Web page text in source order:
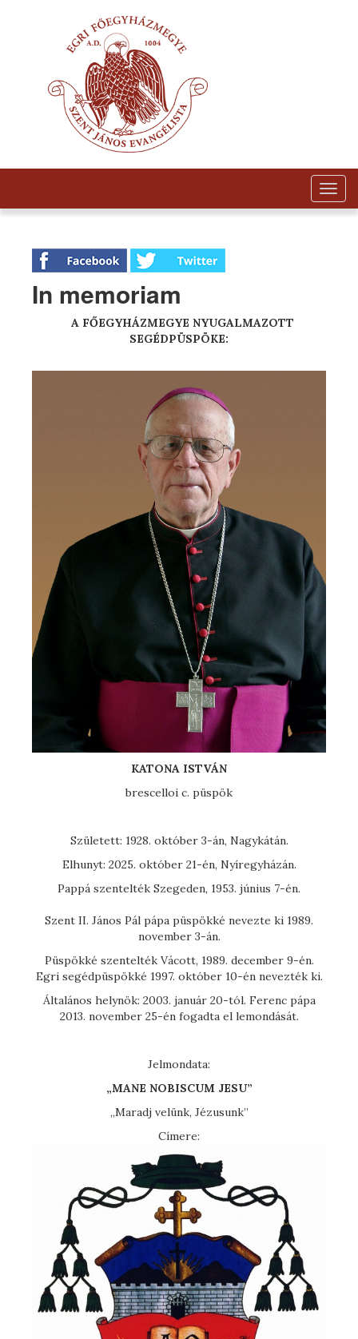
In memoriam
A FŐEGYHÁZMEGYE NYUGALMAZOTT
SEGÉDPÜSPÖKE:
KATONA ISTVÁN
brescelloi c. püspök
Született: 1928. október 3-án, Nagykátán.
Elhunyt: 2025. október 21-én, Nyíregyházán.
Pappá szentelték Szegeden, 1953. június 7-én.
Szent II. János Pál pápa püspökké nevezte ki 1989.
november 3-án.
Püspökké szentelték Vácott, 1989. december 9-én.
Egri segédpüspökké 1997. október 10-én nevezték ki.
Általános helynök: 2003. január 20-tól. Ferenc pápa
2013. november 25-én fogadta el lemondását.
Jelmondata:
„MANE NOBISCUM JESU”
„Maradj velünk, Jézusunk”
Címere: